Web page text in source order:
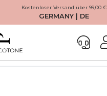
Kostenloser Versand über 99,00 €
GERMANY | DE